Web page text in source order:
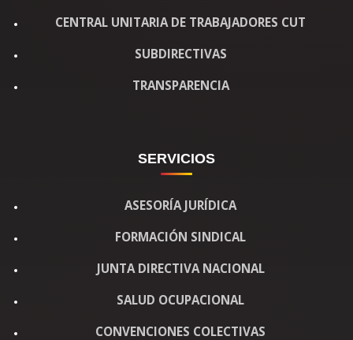
CENTRAL UNITARIA DE TRABAJADORES CUT
SUBDIRECTIVAS
TRANSPARENCIA
SERVICIOS
ASESORÍA JURÍDICA
FORMACIÓN SINDICAL
JUNTA DIRECTIVA NACIONAL
SALUD OCUPACIONAL
CONVENCIONES COLECTIVAS